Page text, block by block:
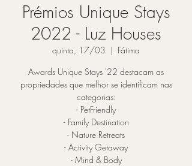
Prémios Unique Stays
2022 - Luz Houses
quinta, 17/03
  |
Fátima
Awards Unique Stays '22 destacam as
propriedades que melhor se identificam nas
categorias:
- PetFriendly
- Family Destination
- Nature Retreats
- Activity Getaway
- Mind & Body